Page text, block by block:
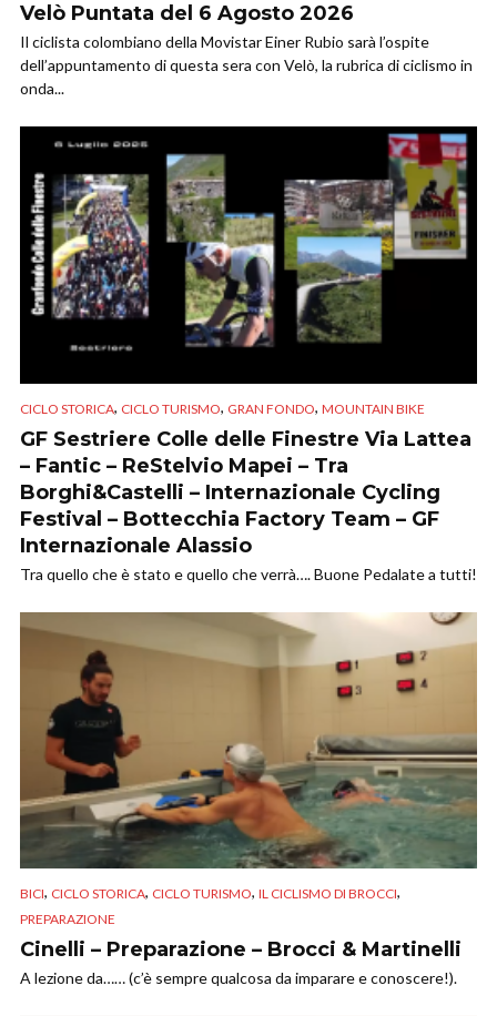
Velò Puntata del 6 Agosto 2026
Il ciclista colombiano della Movistar Einer Rubio sarà l’ospite
dell’appuntamento di questa sera con Velò, la rubrica di ciclismo in
onda...
CICLO STORICA, CICLO TURISMO, GRAN FONDO, MOUNTAIN BIKE
GF Sestriere Colle delle Finestre Via Lattea
– Fantic – ReStelvio Mapei – Tra
Borghi&Castelli – Internazionale Cycling
Festival – Bottecchia Factory Team – GF
Internazionale Alassio
Tra quello che è stato e quello che verrà…. Buone Pedalate a tutti!
BICI, CICLO STORICA, CICLO TURISMO, IL CICLISMO DI BROCCI,
PREPARAZIONE
Cinelli – Preparazione – Brocci & Martinelli
A lezione da…… (c’è sempre qualcosa da imparare e conoscere!).